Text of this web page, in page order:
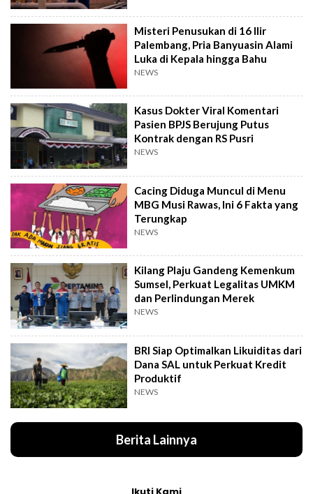
Misteri Penusukan di 16 Ilir
Palembang, Pria Banyuasin Alami
Luka di Kepala hingga Bahu
NEWS
Kasus Dokter Viral Komentari
Pasien BPJS Berujung Putus
Kontrak dengan RS Pusri
NEWS
Cacing Diduga Muncul di Menu
MBG Musi Rawas, Ini 6 Fakta yang
Terungkap
NEWS
Kilang Plaju Gandeng Kemenkum
Sumsel, Perkuat Legalitas UMKM
dan Perlindungan Merek
NEWS
BRI Siap Optimalkan Likuiditas dari
Dana SAL untuk Perkuat Kredit
Produktif
NEWS
Berita Lainnya